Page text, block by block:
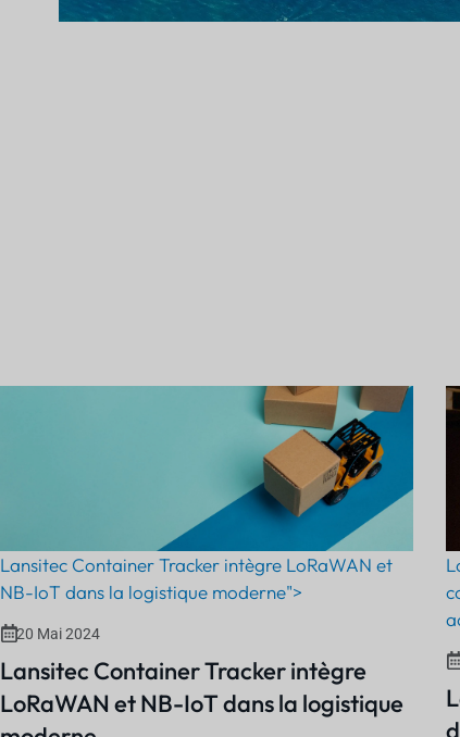
Lansitec Container Tracker intègre LoRaWAN et
NB-IoT dans la logistique moderne">
20 Mai 2024
Lansitec Container Tracker intègre
LoRaWAN et NB-IoT dans la logistique